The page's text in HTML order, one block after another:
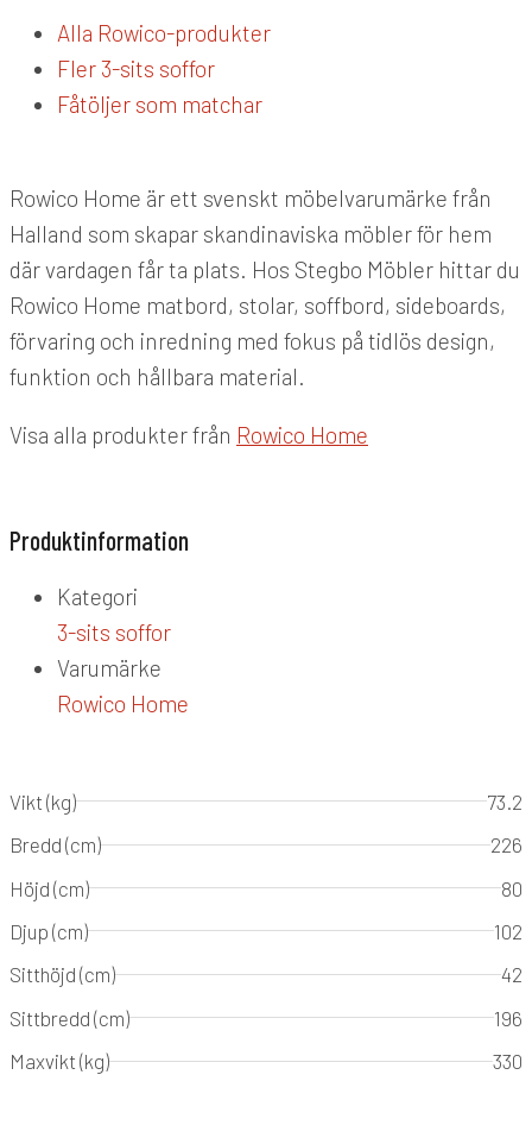
Alla Rowico-produkter
Fler 3-sits soffor
Fåtöljer som matchar
Rowico Home är ett svenskt möbelvarumärke från
Halland som skapar skandinaviska möbler för hem
där vardagen får ta plats. Hos Stegbo Möbler hittar du
Rowico Home matbord, stolar, soffbord, sideboards,
förvaring och inredning med fokus på tidlös design,
funktion och hållbara material.
Visa alla produkter från Rowico Home
Produktinformation
Kategori
3-sits soffor
Varumärke
Rowico Home
Vikt (kg)
73.2
Bredd (cm)
226
Höjd (cm)
80
Djup (cm)
102
Sitthöjd (cm)
42
Sittbredd (cm)
196
Maxvikt (kg)
330